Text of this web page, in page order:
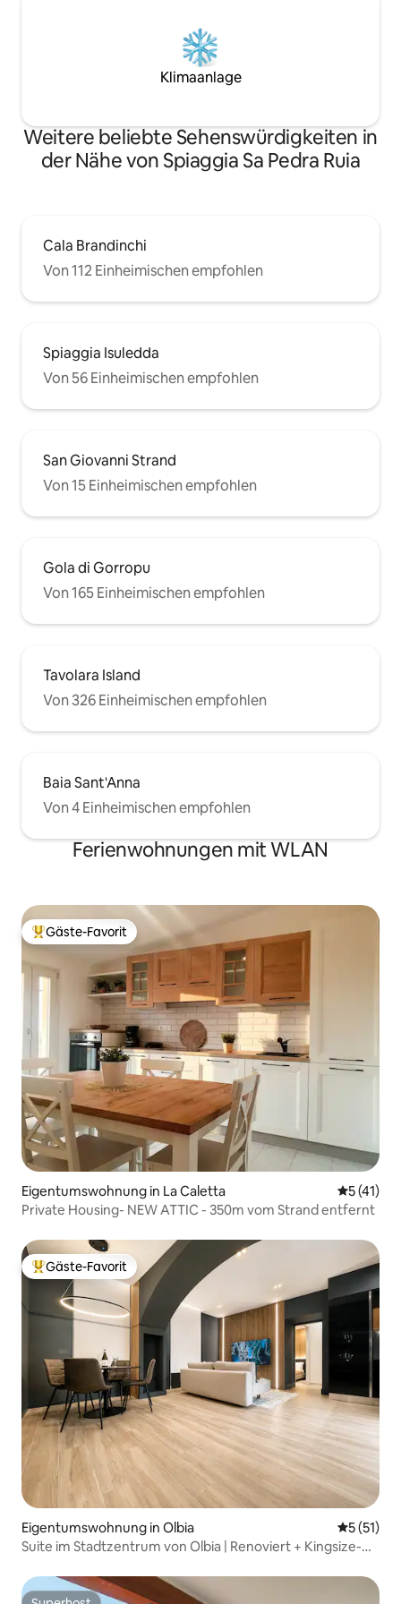
Klimaanlage
Weitere beliebte Sehenswürdigkeiten in
der Nähe von Spiaggia Sa Pedra Ruia
Cala Brandinchi
Von 112 Einheimischen empfohlen
Spiaggia Isuledda
Von 56 Einheimischen empfohlen
San Giovanni Strand
Von 15 Einheimischen empfohlen
Gola di Gorropu
Von 165 Einheimischen empfohlen
Tavolara Island
Von 326 Einheimischen empfohlen
Baia Sant'Anna
Von 4 Einheimischen empfohlen
Ferienwohnungen mit WLAN
Beliebter Gäste-Favorit.
Gäste-Favorit
Eigentumswohnung in La Caletta
5 (41)
Private Housing- NEW ATTIC - 350m vom Strand entfernt
Beliebter Gäste-Favorit.
Gäste-Favorit
Eigentumswohnung in Olbia
5 (51)
Suite im Stadtzentrum von Olbia | Renoviert + Kingsize-